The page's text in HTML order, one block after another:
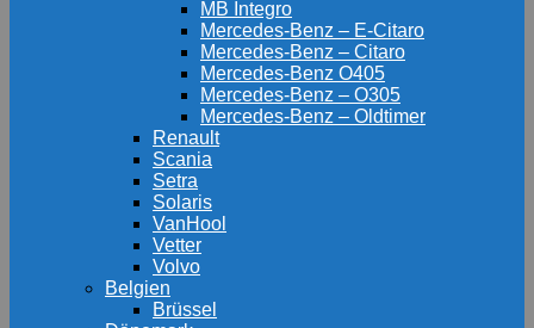
MB Integro
Mercedes-Benz – E-Citaro
Mercedes-Benz – Citaro
Mercedes-Benz O405
Mercedes-Benz – O305
Mercedes-Benz – Oldtimer
Renault
Scania
Setra
Solaris
VanHool
Vetter
Volvo
Belgien
Brüssel